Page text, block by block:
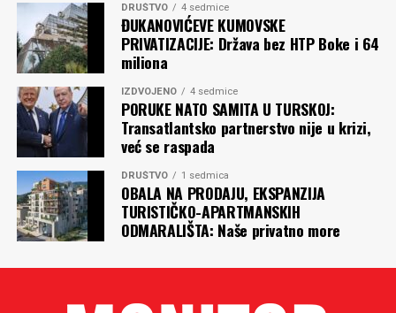
DRUŠTVO 4 sedmice
ĐUKANOVIĆEVE KUMOVSKE
PRIVATIZACIJE: Država bez HTP Boke i 64
miliona
IZDVOJENO 4 sedmice
PORUKE NATO SAMITA U TURSKOJ:
Transatlantsko partnerstvo nije u krizi,
već se raspada
DRUŠTVO 1 sedmica
OBALA NA PRODAJU, EKSPANZIJA
TURISTIČKO-APARTMANSKIH
ODMARALIŠTA: Naše privatno more